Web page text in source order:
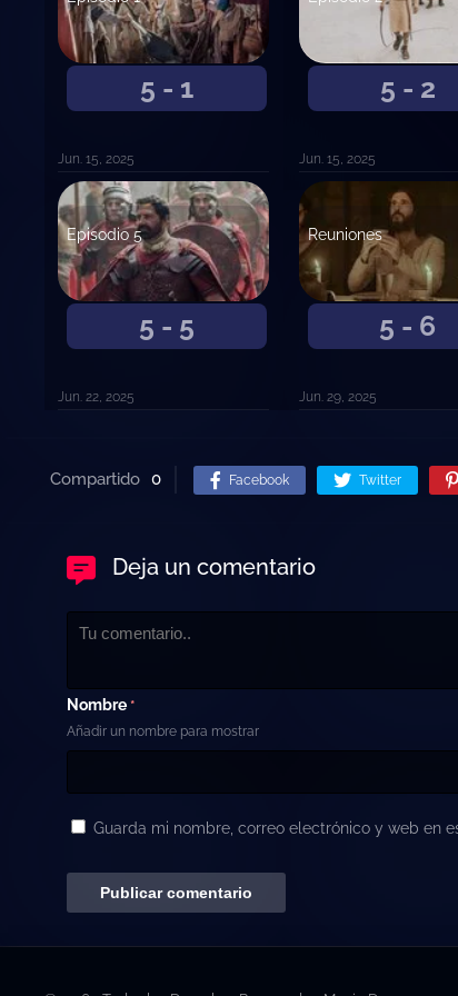
5 - 1
Jun. 15, 2025
5 - 2
Jun. 15, 2025
5 - 5
Episodio 5
Jun. 22, 2025
5 - 6
Reuniones
Jun. 29, 2025
Compartido 0 Facebook Twitter
Deja un comentario
Nombre *
Añadir un nombre para mostrar
Guarda mi nombre, correo electrónico y web en